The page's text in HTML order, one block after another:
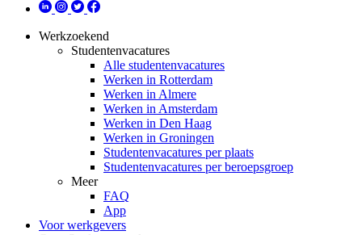
Werkzoekend
Studentenvacatures
Alle studentenvacatures
Werken in Rotterdam
Werken in Almere
Werken in Amsterdam
Werken in Den Haag
Werken in Groningen
Studentenvacatures per plaats
Studentenvacatures per beroepsgroep
Meer
FAQ
App
Voor werkgevers